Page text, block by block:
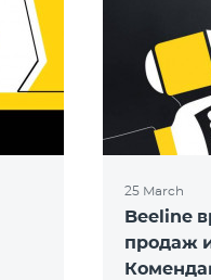
25 March
Beeline
продаж